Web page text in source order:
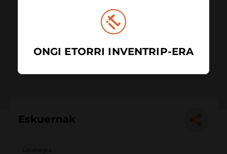
Eskuernak
Upategia
ONGI ETORRI INVENTRIP-ERA